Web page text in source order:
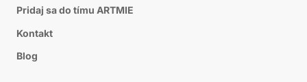
Pridaj sa do tímu ARTMIE
Kontakt
Blog